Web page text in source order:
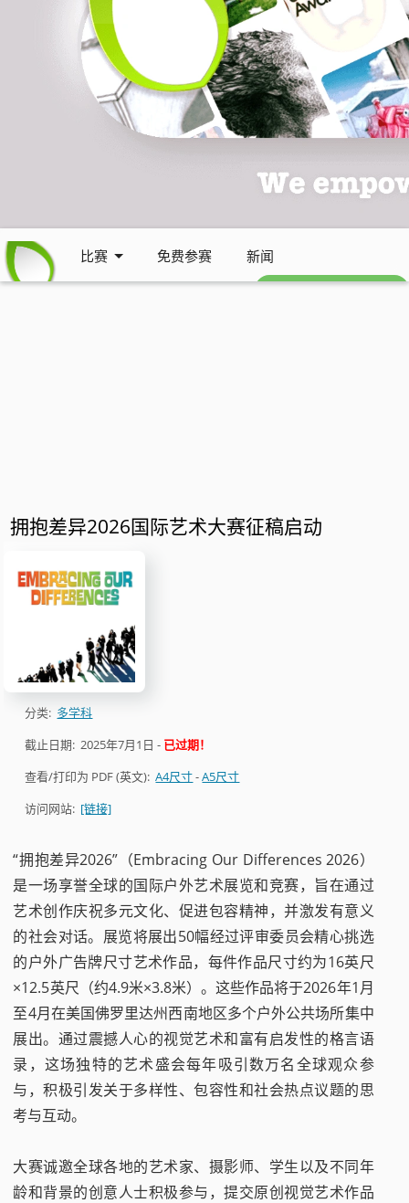
比赛 免费参赛 新闻
免费每周通讯 (英文)
拥抱差异2026国际艺术大赛征稿启动
分类: 多学科
截止日期:2025年7月1日 - 已过期！
查看/打印为 PDF (英文):A4尺寸-A5尺寸
访问网站: [链接]
“拥抱差异2026”（Embracing Our Differences 2026）
是一场享誉全球的国际户外艺术展览和竞赛，旨在通过
艺术创作庆祝多元文化、促进包容精神，并激发有意义
的社会对话。展览将展出50幅经过评审委员会精心挑选
的户外广告牌尺寸艺术作品，每件作品尺寸约为16英尺
×12.5英尺（约4.9米×3.8米）。这些作品将于2026年1月
至4月在美国佛罗里达州西南地区多个户外公共场所集中
展出。通过震撼人心的视觉艺术和富有启发性的格言语
录，这场独特的艺术盛会每年吸引数万名全球观众参
与，积极引发关于多样性、包容性和社会热点议题的思
考与互动。
大赛诚邀全球各地的艺术家、摄影师、学生以及不同年
龄和背景的创意人士积极参与，提交原创视觉艺术作品